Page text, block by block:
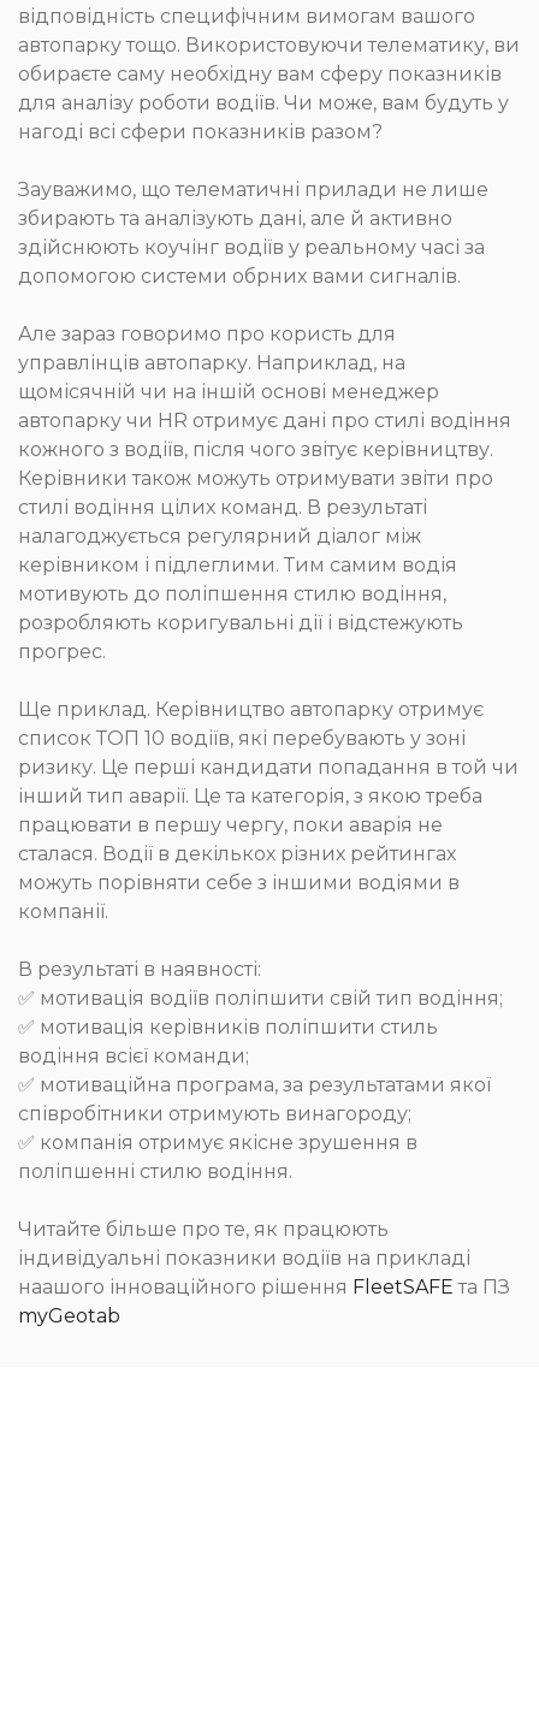
відповідність специфічним вимогам вашого
автопарку тощо. Використовуючи телематику, ви
обираєте саму необхідну вам сферу показників
для аналізу роботи водіїв. Чи може, вам будуть у
нагоді всі сфери показників разом?
Зауважимо, що телематичні прилади не лише
збирають та аналізують дані, але й активно
здійснюють коучінг водіїв у реальному часі за
допомогою системи обрних вами сигналів.
Але зараз говоримо про користь для
управлінців автопарку. Наприклад, на
щомісячній чи на іншій основі менеджер
автопарку чи НR отримує дані про стилі водіння
кожного з водіїв, після чого звітує керівництву.
Керівники також можуть отримувати звіти про
стилі водіння цілих команд. В результаті
налагоджується регулярний діалог між
керівником і підлеглими. Тим самим водія
мотивують до поліпшення стилю водіння,
розробляють коригувальні дії і відстежують
прогрес.
Ще приклад. Керівництво автопарку отримує
список ТОП 10 водіїв, які перебувають у зоні
ризику. Це перші кандидати попадання в той чи
інший тип аварії. Це та категорія, з якою треба
працювати в першу чергу, поки аварія не
сталася. Водії в декількох різних рейтингах
можуть порівняти себе з іншими водіями в
компанії.
В результаті в наявності:
✅ мотивація водіїв поліпшити свій тип водіння;
✅ мотивація керівників поліпшити стиль
водіння всієї команди;
✅ мотиваційна програма, за результатами якої
співробітники отримують винагороду;
✅ компанія отримує якісне зрушення в
поліпшенні стилю водіння.
Читайте більше про те, як працюють
індивідуальні показники водіїв на прикладі
наашого інноваційного рішення FleetSAFE та ПЗ
myGeotab